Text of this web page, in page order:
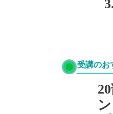
受講のお